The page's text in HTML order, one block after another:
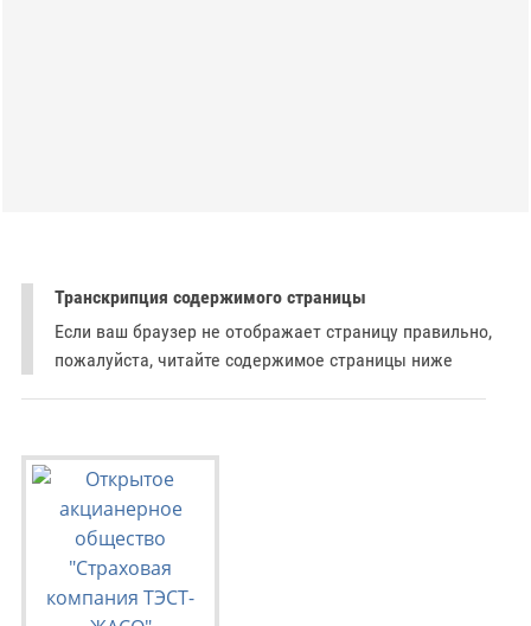
Транскрипция содержимого страницы
Если ваш браузер не отображает страницу правильно,
пожалуйста, читайте содержимое страницы ниже